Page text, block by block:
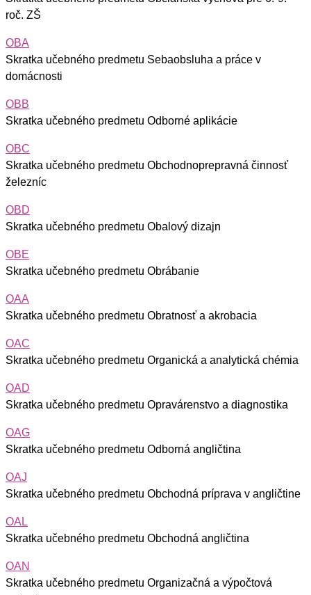
roč. ZŠ
OBA
Skratka učebného predmetu Sebaobsluha a práce v
domácnosti
OBB
Skratka učebného predmetu Odborné aplikácie
OBC
Skratka učebného predmetu Obchodnoprepravná činnosť
železníc
OBD
Skratka učebného predmetu Obalový dizajn
OBE
Skratka učebného predmetu Obrábanie
OAA
Skratka učebného predmetu Obratnosť a akrobacia
OAC
Skratka učebného predmetu Organická a analytická chémia
OAD
Skratka učebného predmetu Opravárenstvo a diagnostika
OAG
Skratka učebného predmetu Odborná angličtina
OAJ
Skratka učebného predmetu Obchodná príprava v angličtine
OAL
Skratka učebného predmetu Obchodná angličtina
OAN
Skratka učebného predmetu Organizačná a výpočtová